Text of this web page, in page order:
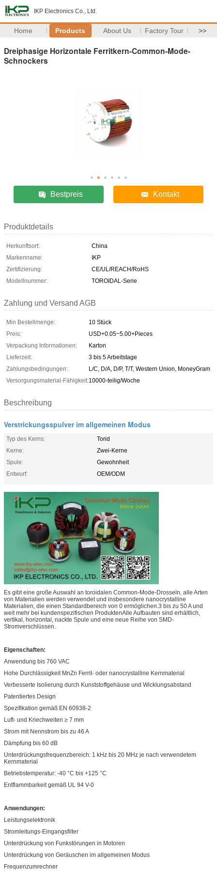
IKP Electronics Co., Ltd.
Home Products About Us Factory Tour >>
Dreiphasige Horizontale Ferritkern-Common-Mode-
Schnockers
Bestpreis Kontakt
Produktdetails
Herkunftsort:
China
Markenname:
IKP
Zertifizierung:
CE/UL/REACH/RoHS
Modellnummer:
TOROIDAL-Serie
Zahlung und Versand AGB
Min Bestellmenge:
10 Stück
Preis:
USD+0.05~5.00+Pieces
Verpackung Informationen:
Karton
Lieferzeit:
3 bis 5 Arbeitstage
Zahlungsbedingungen:
L/C, D/A, D/P, T/T, Western Union, MoneyGram
Versorgungsmaterial-Fähigkeit:10000-teilig/Woche
Beschreibung
Verstrickungsspulver im allgemeinen Modus
Typ des Kerns:
Torid
Kerne:
Zwei-Kerne
Spule:
Gewohnheit
Entwurf:
OEM/ODM
Es gibt eine große Auswahl an toroidalen Common-Mode-Drosseln, alle Arten
von Materialien werden verwendet und insbesondere nanocrystalline
Materialien, die einen Standardbereich von 0 ermöglichen.3 bis zu 50 A und
weit mehr bei kundenspezifischen ProduktenAlle Aufbauten sind erhältlich,
vertikal, horizontal, nackte Spule und eine neue Reihe von SMD-
Stromverschlüssen.
Eigenschaften:
Anwendung bis 760 VAC
Hohe Durchlässigkeit MnZn Ferrit- oder nanocrystalline Kernmaterial
Verbesserte Isolierung durch Kunststoffgehäuse und Wicklungsabstand
Patentiertes Design
Spezifikation gemäß EN 60938-2
Luft- und Kriechweiten ≥ 7 mm
Strom mit Nennstrom bis zu 46 A
Dämpfung bis 60 dB
Unterdrückungsfrequenzbereich: 1 kHz bis 20 MHz je nach verwendetem
Kernmaterial
Betriebstemperatur: -40 °C bis +125 °C
Entflammbarkeit gemäß UL 94 V-0
Anwendungen:
Leistungselektronik
Stromleitungs-Eingangsfilter
Unterdrückung von Funkstörungen in Motoren
Unterdrückung von Geräuschen im allgemeinen Modus
Frequenzumrechner